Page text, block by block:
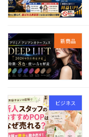
新商品
ビジネス